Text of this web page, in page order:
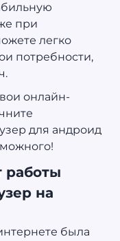
при
легко
потребности,
онлайн-
для андроид
работы
на
была